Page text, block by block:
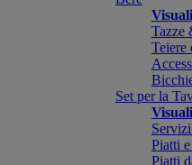
Tazze
Teiere
Set per la
Piatti
Piatti